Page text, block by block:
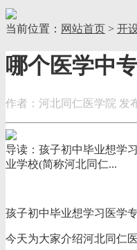
当前位置： 网站首页 > 开
哪个医学中
作者：河北同仁医学院 发
导读：孩子初中毕业想学
业学校(简称河北同仁...
孩子初中毕业想学习医学
今天为大家介绍河北同仁